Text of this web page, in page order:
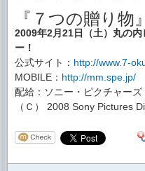
『７つの贈り物』
2009年2月21日（土）丸の
ー！
公式サイト： http://www.7-
MOBILE： http://mm.spe.jp/
配給：ソニー・ピクチャーズ
（Ｃ） 2008 Sony Pictures